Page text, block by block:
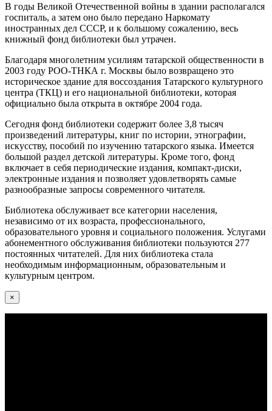
В годы Великой Отечественной войны в здании располагался
госпиталь, а затем оно было передано Наркомату
иностранных дел СССР, и к большому сожалению, весь
книжный фонд библиотеки был утрачен.
Благодаря многолетним усилиям татарской общественности в
2003 году РОО-ТНКА г. Москвы было возвращено это
историческое здание для воссоздания Татарского культурного
центра (ТКЦ) и его национальной библиотеки, которая
официально была открыта в октябре 2004 года.
Сегодня фонд библиотеки содержит более 3,8 тысяч
произведений литературы, книг по истории, этнографии,
искусству, пособий по изучению татарского языка. Имеется
большой раздел детской литературы. Кроме того, фонд
включает в себя периодические издания, компакт-диски,
электронные издания и позволяет удовлетворять самые
разнообразные запросы современного читателя.
Библиотека обслуживает все категории населения,
независимо от их возраста, профессионального,
образовательного уровня и социального положения. Услугами
абонементного обслуживания библиотеки пользуются 277
постоянных читателей. Для них библиотека стала
необходимым информационным, образовательным и
культурным центром.
×